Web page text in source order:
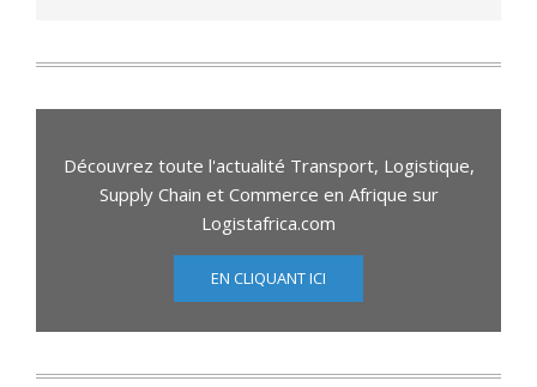
Découvrez toute l'actualité Transport, Logistique,
Supply Chain et Commerce en Afrique sur
Logistafrica.com
EN CLIQUANT ICI